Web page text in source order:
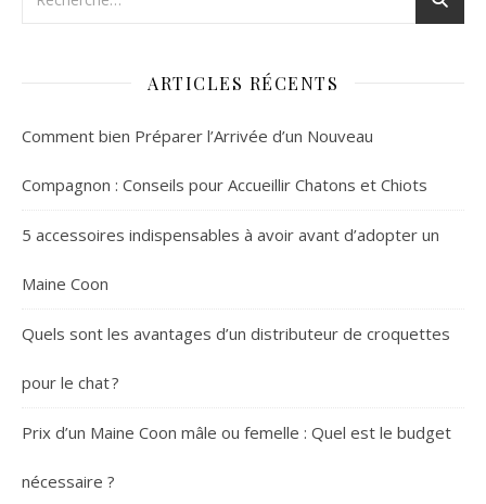
ARTICLES RÉCENTS
Comment bien Préparer l’Arrivée d’un Nouveau
Compagnon : Conseils pour Accueillir Chatons et Chiots
5 accessoires indispensables à avoir avant d’adopter un
Maine Coon
Quels sont les avantages d’un distributeur de croquettes
pour le chat ?
Prix d’un Maine Coon mâle ou femelle : Quel est le budget
nécessaire ?